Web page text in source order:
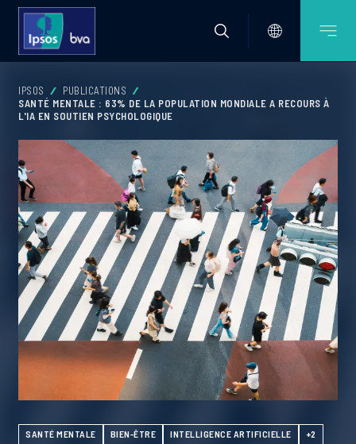
IPSOS
PUBLICATIONS
SANTÉ MENTALE : 63% DE LA POPULATION MONDIALE A RECOURS À
L'IA EN SOUTIEN PSYCHOLOGIQUE
SANTÉ MENTALE BIEN-ÊTRE INTELLIGENCE ARTIFICIELLE +2